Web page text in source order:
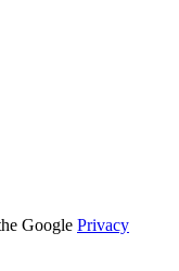
Google Privacy